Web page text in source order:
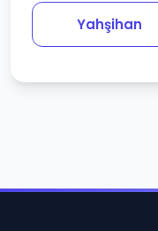
Yahşihan